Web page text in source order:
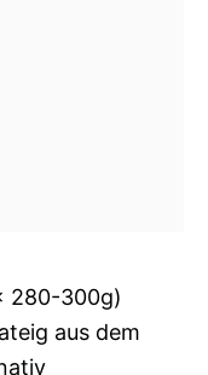
280-300g)
aus dem